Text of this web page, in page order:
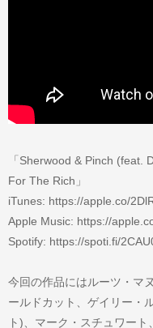
「Sherwood & Pinch (feat.
For The Rich」
iTunes: https://apple.co/
Apple Music: https://
Spotify: https://spoti.fi/
今回の作品にはルーツ・マ
ールドカット、ゲイリー・
ト)、マーク・スチュワー